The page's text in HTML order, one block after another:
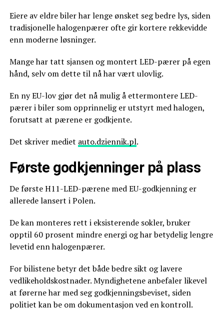
Eiere av eldre biler har lenge ønsket seg bedre lys, siden
tradisjonelle halogenpærer ofte gir kortere rekkevidde
enn moderne løsninger.
Mange har tatt sjansen og montert LED-pærer på egen
hånd, selv om dette til nå har vært ulovlig.
En ny EU-lov gjør det nå mulig å ettermontere LED-
pærer i biler som opprinnelig er utstyrt med halogen,
forutsatt at pærene er godkjente.
Det skriver mediet auto.dziennik.pl.
Første godkjenninger på plass
De første H11-LED-pærene med EU-godkjenning er
allerede lansert i Polen.
De kan monteres rett i eksisterende sokler, bruker
opptil 60 prosent mindre energi og har betydelig lengre
levetid enn halogenpærer.
For bilistene betyr det både bedre sikt og lavere
vedlikeholdskostnader. Myndighetene anbefaler likevel
at førerne har med seg godkjenningsbeviset, siden
politiet kan be om dokumentasjon ved en kontroll.